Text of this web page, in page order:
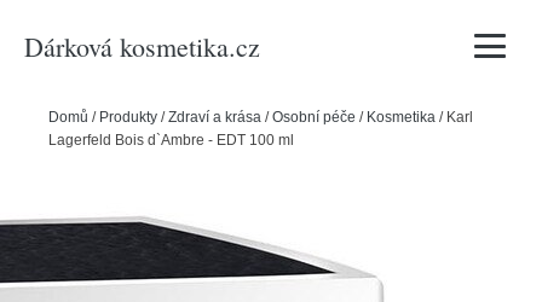
Dárková kosmetika.cz Vyhledávání
Domů / Produkty /Zdraví a krása /Osobní péče / Kosmetika / Karl
Lagerfeld Bois d`Ambre - EDT 100 ml